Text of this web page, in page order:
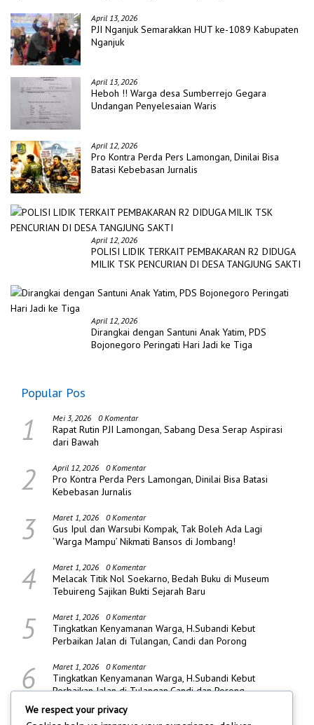
April 13, 2026
PJI Nganjuk Semarakkan HUT ke-1089 Kabupaten
Nganjuk
April 13, 2026
Heboh !! Warga desa Sumberrejo Gegara
Undangan Penyelesaian Waris
April 12, 2026
Pro Kontra Perda Pers Lamongan, Dinilai Bisa
Batasi Kebebasan Jurnalis
April 12, 2026
POLISI LIDIK TERKAIT PEMBAKARAN R2 DIDUGA
MILIK TSK PENCURIAN DI DESA TANGJUNG SAKTI
April 12, 2026
Dirangkai dengan Santuni Anak Yatim, PDS
Bojonegoro Peringati Hari Jadi ke Tiga
Popular Pos
1 Mei 3, 2026 0 Komentar
Rapat Rutin PJI Lamongan, Sabang Desa Serap Aspirasi
dari Bawah
2 April 12, 2026 0 Komentar
Pro Kontra Perda Pers Lamongan, Dinilai Bisa Batasi
Kebebasan Jurnalis
3 Maret 1, 2026 0 Komentar
Gus Ipul dan Warsubi Kompak, Tak Boleh Ada Lagi
‘Warga Mampu’ Nikmati Bansos di Jombang!
4 Maret 1, 2026 0 Komentar
Melacak Titik Nol Soekarno, Bedah Buku di Museum
Tebuireng Sajikan Bukti Sejarah Baru
5 Maret 1, 2026 0 Komentar
Tingkatkan Kenyamanan Warga, H.Subandi Kebut
Perbaikan Jalan di Tulangan, Candi dan Porong
6 Maret 1, 2026 0 Komentar
Tingkatkan Kenyamanan Warga, H.Subandi Kebut
Perbaikan Jalan di Tulangan,Candi dan Porong
We respect your privacy